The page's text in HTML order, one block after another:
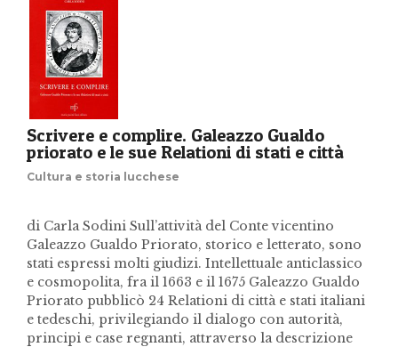
Scrivere e complire. Galeazzo Gualdo
priorato e le sue Relationi di stati e città
Cultura e storia lucchese
di Carla Sodini Sull’attività del Conte vicentino
Galeazzo Gualdo Priorato, storico e letterato, sono
stati espressi molti giudizi. Intellettuale anticlassico
e cosmopolita, fra il 1663 e il 1675 Galeazzo Gualdo
Priorato pubblicò 24 Relationi di città e stati italiani
e tedeschi, privilegiando il dialogo con autorità,
principi e case regnanti, attraverso la descrizione